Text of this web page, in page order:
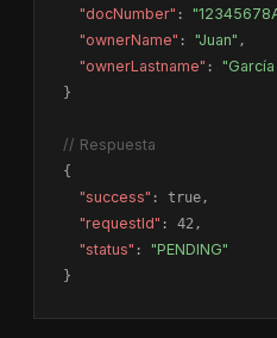
"docNumber" :
"ownerName" : "Juan" ,
"ownerLastname" :
}
// Respuesta
{
"success" : true,
"requestId" : 42,
"status" : "PENDING"
}